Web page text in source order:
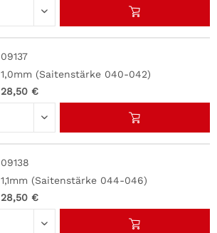
09137
1,0mm (Saitenstärke 040-042)
28,50 €
09138
1,1mm (Saitenstärke 044-046)
28,50 €